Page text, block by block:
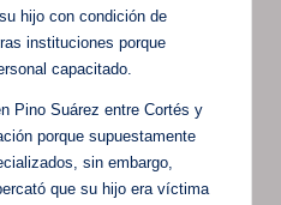
hijo con condición de
instituciones porque
capacitado.
Pino Suárez entre Cortés y
porque supuestamente
sin embargo,
que su hijo era víctima